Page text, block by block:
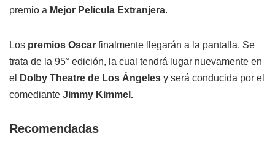
premio a Mejor Película Extranjera.
Los premios Oscar finalmente llegarán a la pantalla. Se
trata de la 95° edición, la cual tendrá lugar nuevamente en
el
Dolby Theatre de Los Ángeles y será conducida por el
comediante Jimmy Kimmel.
Recomendadas